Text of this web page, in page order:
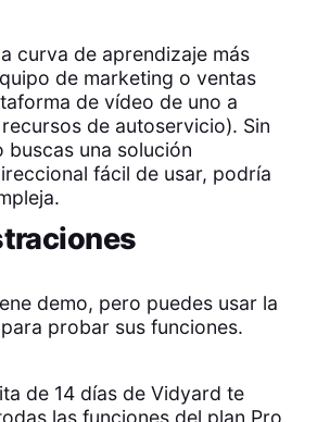
curva de aprendizaje más
de marketing o ventas
de vídeo de uno a
de autoservicio). Sin
buscas una solución
fácil de usar, podría
demo, pero puedes usar la
probar sus funciones.
de 14 días de Vidyard te
las funciones del plan Pro.